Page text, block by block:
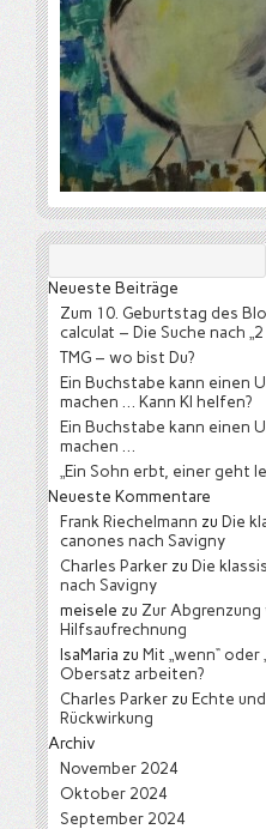
Neueste Beiträge
Zum 10. Geburtstag des
calculat – Die Suche nach
TMG – wo bist Du?
Ein Buchstabe kann einen
machen … Kann KI helfen?
Ein Buchstabe kann einen
machen …
„Ein Sohn erbt, einer geht
Neueste Kommentare
Frank Riechelmann zu Die
canones nach Savigny
Charles Parker zu Die
nach Savigny
meisele zu Zur Abgrenzung
Hilfsaufrechnung
IsaMaria zu Mit „wenn“ oder
Obersatz arbeiten?
Charles Parker zu Echte
Rückwirkung
Archiv
November 2024
Oktober 2024
September 2024